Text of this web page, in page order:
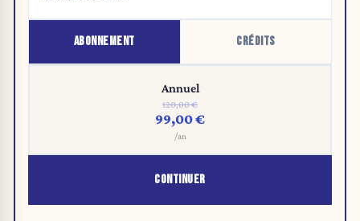
ABONNEMENT CRÉDITS
Annuel
120,00 €
99,00 €
/an
CONTINUER